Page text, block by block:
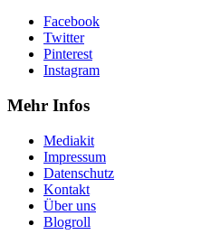
Facebook
Twitter
Pinterest
Instagram
Mehr Infos
Mediakit
Impressum
Datenschutz
Kontakt
Über uns
Blogroll